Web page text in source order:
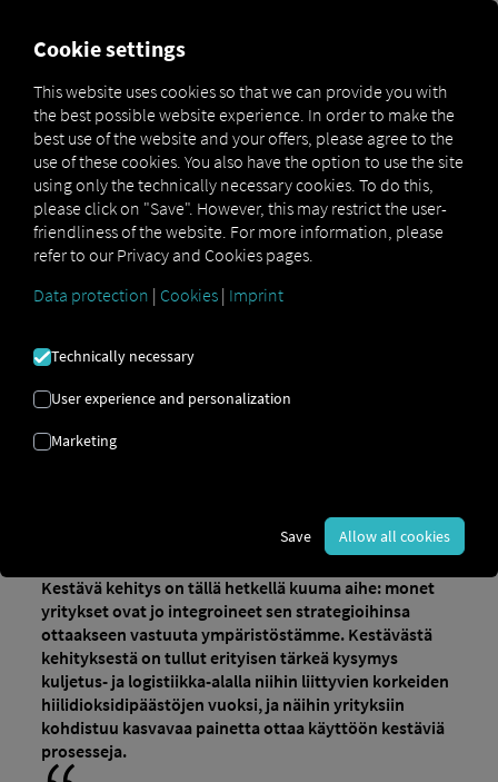
LOGISTIIKKA |
TALOUSTIEDE |
EKOLOGIA
Kestävä kehitys logistiikassa: Miten
ekologiset ja taloudelliset tavoitteet
voidaan yhdistää.
Nachhaltigkeit in der Logistik: Ökologie &
Kestävä kehitys on tällä hetkellä kuuma aihe: monet
yritykset ovat jo integroineet sen strategioihinsa
ottaakseen vastuuta ympäristöstämme. Kestävästä
kehityksestä on tullut erityisen tärkeä kysymys
kuljetus- ja logistiikka-alalla niihin liittyvien korkeiden
hiilidioksidipäästöjen vuoksi, ja näihin yrityksiin
kohdistuu kasvavaa painetta ottaa käyttöön kestäviä
prosesseja.
Cookie settings
This website uses cookies so that we can provide you with
the best possible website experience. In order to make the
best use of the website and your offers, please agree to the
use of these cookies. You also have the option to use the site
using only the technically necessary cookies. To do this,
please click on "Save". However, this may restrict the user-
friendliness of the website. For more information, please
refer to our Privacy and Cookies pages.
Data protection | Cookies | Imprint
Technically necessary
User experience and personalization
Marketing
Save Allow all cookies